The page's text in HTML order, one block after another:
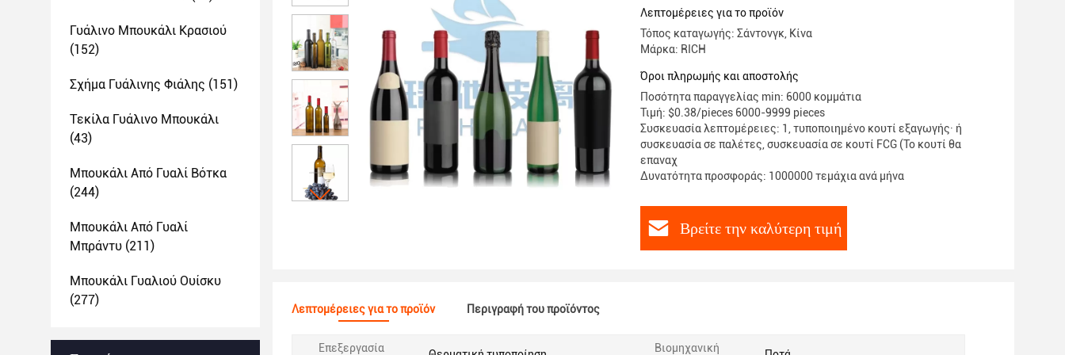
Γυάλινο Μπουκάλι Κρασιού
(152)
Σχήμα Γυάλινης Φιάλης (151)
Τεκίλα Γυάλινο Μπουκάλι
(43)
Μπουκάλι Από Γυαλί Βότκα
(244)
Μπουκάλι Από Γυαλί
Μπράντυ (211)
Μπουκάλι Γυαλιού Ουίσκυ
(277)
Προσαρμοσμένη κατασκευή
Λεπτομέρειες για το προϊόν
Τόπος καταγωγής: Σάντονγκ, Κίνα
Μάρκα: RICH
Όροι πληρωμής και αποστολής
Ποσότητα παραγγελίας min: 6000 κομμάτια
Τιμή: $0.38/pieces 6000-9999 pieces
Συσκευασία λεπτομέρειες: 1, τυποποιημένο κουτί εξαγωγής· ή
συσκευασία σε παλέτες, συσκευασία σε κουτί FCG (Το κουτί θα
επαναχ
Δυνατότητα προσφοράς: 1000000 τεμάχια ανά μήνα
Βρείτε την καλύτερη τιμή
Λεπτομέρειες για το προϊόν Περιγραφή του προϊόντος
Επεξεργασία
Βιομηχανική